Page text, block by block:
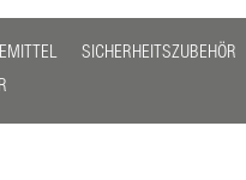
SICHERHEITSZUBEHÖR